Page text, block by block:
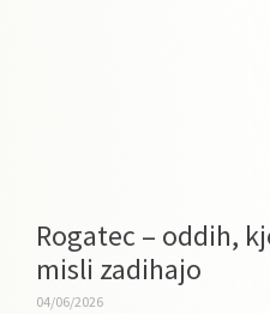
Rogatec – oddih,
misli zadihajo
04/06/2026